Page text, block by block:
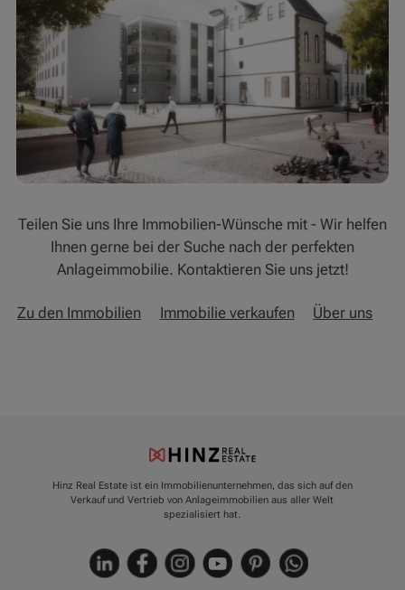
Teilen Sie uns Ihre Immobilien-Wünsche mit - Wir helfen
Ihnen gerne bei der Suche nach der perfekten
Anlageimmobilie. Kontaktieren Sie uns jetzt!
Zu den Immobilien Immobilie verkaufen Über uns
Hinz Real Estate ist ein Immobilienunternehmen, das sich auf den
Verkauf und Vertrieb von Anlageimmobilien aus aller Welt
spezialisiert hat.